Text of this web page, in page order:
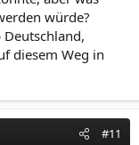
würde?
diesem Weg in
#11